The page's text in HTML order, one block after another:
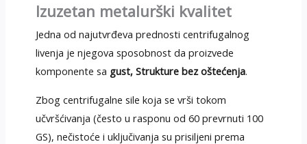
Izuzetan metalurški kvalitet
Jedna od najutvrđeva prednosti centrifugalnog
livenja je njegova sposobnost da proizvede
komponente sa gust, Strukture bez oštećenja.
Zbog centrifugalne sile koja se vrši tokom
učvršćivanja (često u rasponu od 60 prevrnuti 100
GS), nečistoće i uključivanja su prisiljeni prema